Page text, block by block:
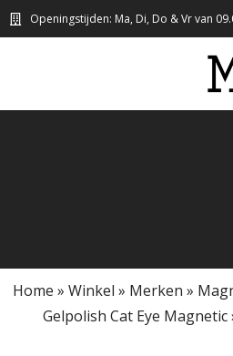
Openingstijden: Ma, Di, Do & Vr van
Home » Winkel » Merken »
Gelpolish Cat Eye Magnetic